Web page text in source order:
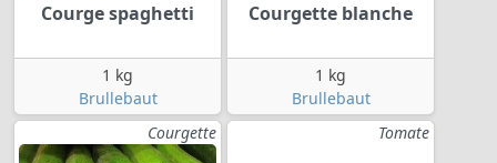
Courge spaghetti
1 kg
Brullebaut
Courgette blanche
1 kg
Brullebaut
Courgette
Tomate